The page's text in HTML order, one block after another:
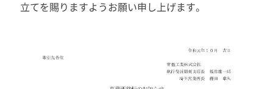
立てを賜りますようお願い申し上げます。